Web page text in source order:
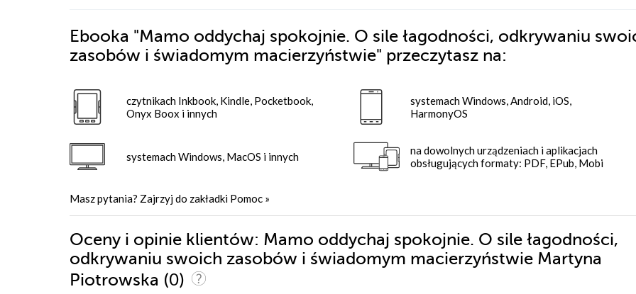
Ebooka "Mamo oddychaj spokojnie. O sile łagodności, odkrywaniu
zasobów i świadomym macierzyństwie" przeczytasz na:
czytnikach Inkbook, Kindle, Pocketbook,
Onyx Boox i innych
systemach Windows, MacOS i innych
systemach Windows, Android, iOS,
HarmonyOS
na dowolnych urządzeniach i aplikacjach
obsługujących formaty: PDF, EPub, Mobi
Masz pytania? Zajrzyj do zakładki Pomoc »
Oceny i opinie klientów: Mamo oddychaj spokojnie. O sile łagodności,
odkrywaniu swoich zasobów i świadomym macierzyństwie Martyna
Piotrowska (0)